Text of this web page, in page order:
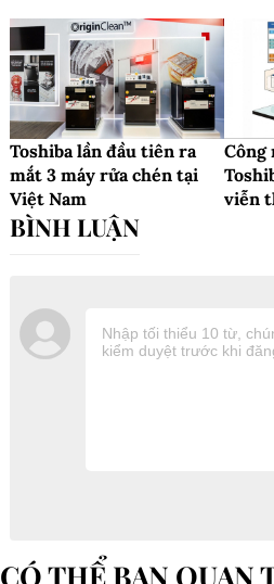
Toshiba lần đầu tiên ra
mắt 3 máy rửa chén tại
Việt Nam
Công
viễn
CÓ THỂ BẠN QUAN